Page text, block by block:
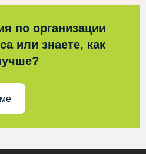
по организации
или знаете, как